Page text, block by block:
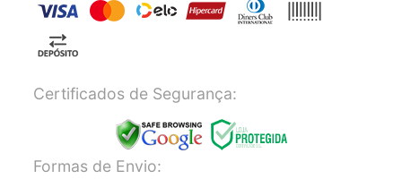
Certificados de Segurança:
Formas de Envio: